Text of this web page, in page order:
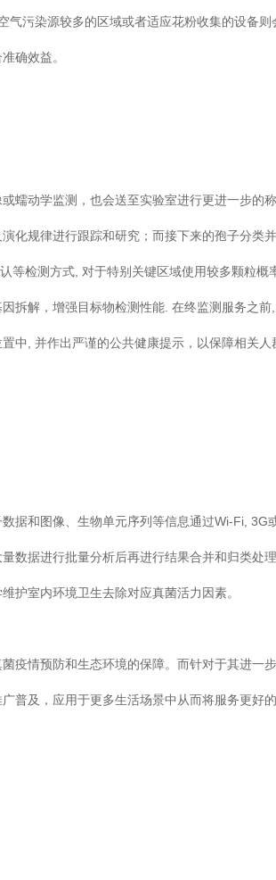
气污染源较多的区域或者适应花粉收集的设备则
效益。
动学监测，也会送至实验室进行更进一步的称重
规律进行跟踪和研究；而接下来的孢子分类
认等检测方式, 对于特别关键区域使用较多颗粒概
解，增强目标物检测性能. 在终监测服务之前
, 并作出严谨的公共健康提示，以保障相关人
据和图像、生物单元序列等信息通过Wi-Fi, 3G
据进行批量分析后再进行结果合并和归类处理
内环境卫生去除对应真菌活力因素。
疫情预防和生态环境的保障。而针对于其进一
普及，应用于更多生活场景中从而将服务更好